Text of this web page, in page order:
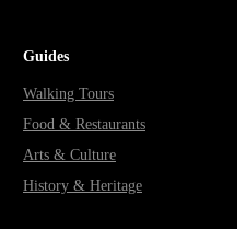
Guides
Walking Tours
Food & Restaurants
Arts & Culture
History & Heritage